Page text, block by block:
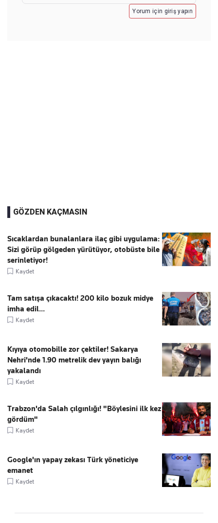
Yorum için giriş yapın
GÖZDEN KAÇMASIN
Sıcaklardan bunalanlara ilaç gibi uygulama:
Sizi görüp gölgeden yürütüyor, otobüste bile
serinletiyor!
Kaydet
Tam satışa çıkacaktı! 200 kilo bozuk midye
imha edil...
Kaydet
Kıyıya otomobille zor çektiler! Sakarya
Nehri'nde 1.90 metrelik dev yayın balığı
yakalandı
Kaydet
Trabzon'da Salah çılgınlığı! "Böylesini ilk kez
gördüm"
Kaydet
Google'ın yapay zekası Türk yöneticiye
emanet
Kaydet